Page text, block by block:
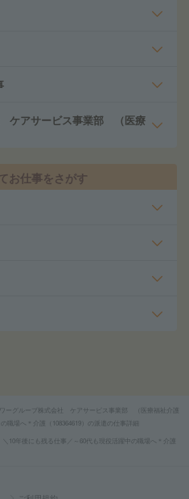
ケアサービス事業部 （医療
お仕事をさがす
ワーグループ株式会社 ケアサービス事業部 （医療福祉介護
職場へ＊介護（108364619）の派遣の仕事詳細
＼10年後にも残る仕事／～60代も現役活躍中の職場へ＊介護